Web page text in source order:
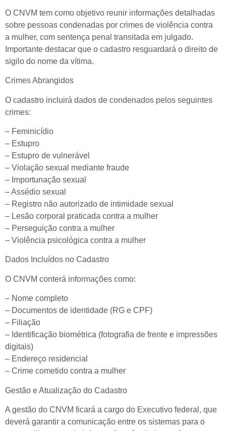
O CNVM tem como objetivo reunir informações detalhadas
sobre pessoas condenadas por crimes de violência contra
a mulher, com sentença penal transitada em julgado.
Importante destacar que o cadastro resguardará o direito de
sigilo do nome da vítima.
Crimes Abrangidos
O cadastro incluirá dados de condenados pelos seguintes
crimes:
– Feminicídio
– Estupro
– Estupro de vulnerável
– Violação sexual mediante fraude
– Importunação sexual
– Assédio sexual
– Registro não autorizado de intimidade sexual
– Lesão corporal praticada contra a mulher
– Perseguição contra a mulher
– Violência psicológica contra a mulher
Dados Incluídos no Cadastro
O CNVM conterá informações como:
– Nome completo
– Documentos de identidade (RG e CPF)
– Filiação
– Identificação biométrica (fotografia de frente e impressões
digitais)
– Endereço residencial
– Crime cometido contra a mulher
Gestão e Atualização do Cadastro
A gestão do CNVM ficará a cargo do Executivo federal, que
deverá garantir a comunicação entre os sistemas para o